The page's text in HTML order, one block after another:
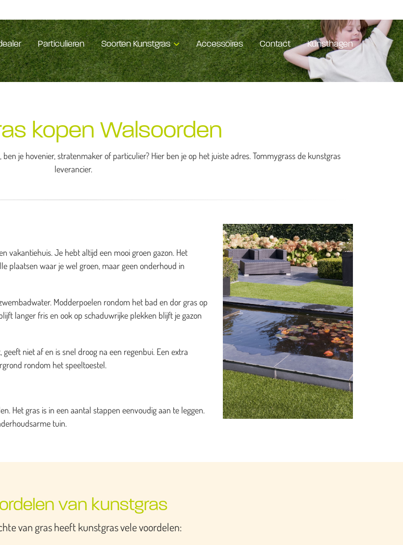
Particulieren Soorten Kunstgras Accessoires Contact Kunsthagen
kopen Walsoorden
je hovenier, stratenmaker of particulier? Hier ben je op het juiste adres. Tommygrass de kunstgras
leverancier.
vakantiehuis. Je hebt altijd een mooi groen gazon. Het
plaatsen waar je wel groen, maar geen onderhoud in
Modderpoelen rondom het bad en dor gras op
langer fris en ook op schaduwrijke plekken blijft je gazon
niet af en is snel droog na een regenbui. Een extra
rondom het speeltoestel.
Het gras is in een aantal stappen eenvoudig aan te leggen.
tuin.
van kunstgras
van gras heeft kunstgras vele voordelen: